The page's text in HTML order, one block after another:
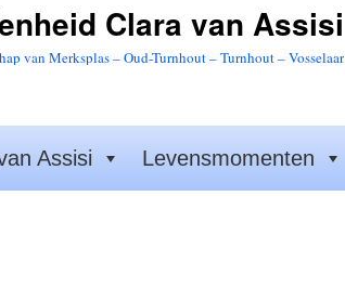
Clara van Assisi
van Merksplas – Oud-Turnhout – Turnhout – Vosselaar
Assisi Levensmomenten